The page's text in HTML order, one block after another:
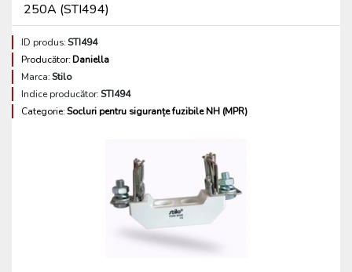
250A (STI494)
ID produs:STI494
Producător:Daniella
Marca:Stilo
Indice producător:STI494
Categorie:Socluri pentru siguranțe fuzibile NH (MPR)